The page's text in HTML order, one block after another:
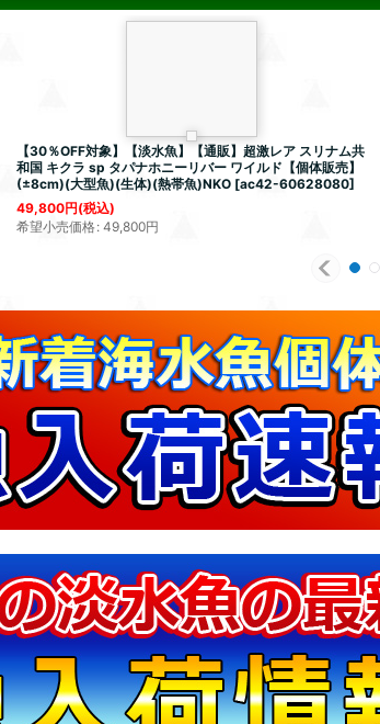
【30％OFF対象】【淡水魚】【通販】超激レア スリナム共
和国 キクラ sp タパナホニーリバー ワイルド【個体販売】
(±8cm)(大型魚)(生体)(熱帯魚)NKO [ac42-60628080]
49,800円(税込)
希望小売価格: 49,800円